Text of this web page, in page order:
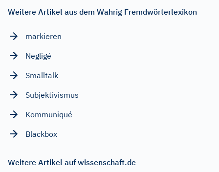
Weitere Artikel aus dem Wahrig Fremdwörterlexikon
markieren
Negligé
Smalltalk
Subjektivismus
Kommuniqué
Blackbox
Weitere Artikel auf wissenschaft.de